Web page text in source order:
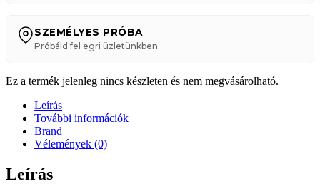
SZEMÉLYES PRÓBA
Próbáld fel egri üzletünkben.
Ez a termék jelenleg nincs készleten és nem megvásárolható.
Leírás
További információk
Brand
Vélemények (0)
Leírás